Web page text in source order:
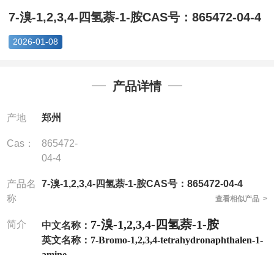
CAS...
7-溴-1,2,3,4-四氢萘-1-胺CAS号：865472-04-4
2026-01-08
产品详情
产地 郑州
Cas：
865472-
04-4
产品名
称
7-溴-1,2,3,4-四氢萘-1-胺CAS号：865472-04-4
查看相似产品 >
简介 中文名称： 7-溴-1,2,3,4-四氢萘-1-胺
英文名称： 7-Bromo-1,2,3,4-tetrahydronaphthalen-1-